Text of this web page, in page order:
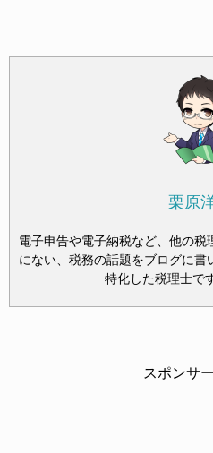
栗原
電子申告や電子納税など、他の税
にない、税務の話題をブログに
特化した税理士で
スポンサ